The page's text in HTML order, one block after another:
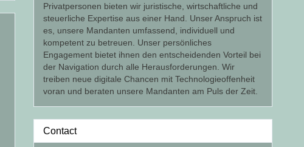
Privatpersonen bieten wir juristische, wirtschaftliche und
steuerliche Expertise aus einer Hand. Unser Anspruch ist
es, unsere Mandanten umfassend, individuell und
kompetent zu betreuen. Unser persönliches
Engagement bietet ihnen den entscheidenden Vorteil bei
der Navigation durch alle Herausforderungen. Wir
treiben neue digitale Chancen mit Technologieoffenheit
voran und beraten unsere Mandanten am Puls der Zeit.
Contact